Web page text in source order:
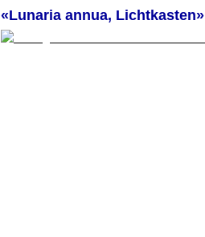
«Lunaria annua, Lichtkasten»